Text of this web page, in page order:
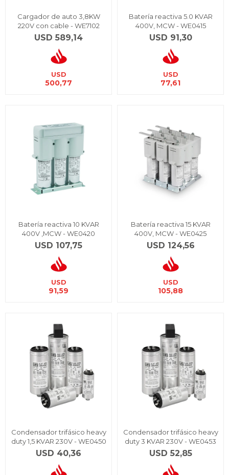
Cargador de auto 3,8KW
220V con cable - WE7102
USD 589,14
USD
500,77
Batería reactiva 5.0 KVAR
400V, MCW - WE0415
USD 91,30
USD
77,61
Batería reactiva 10 KVAR
400V ,MCW - WE0420
USD 107,75
USD
91,59
Batería reactiva 15 KVAR
400V, MCW - WE0425
USD 124,56
USD
105,88
Condensador trifásico heavy
duty 1,5 KVAR 230V - WE0450
USD 40,36
Condensador trifásico heavy
duty 3 KVAR 230V - WE0453
USD 52,85